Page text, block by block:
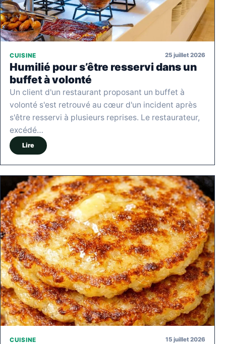
CUISINE 25 juillet 2026
Humilié pour s’être resservi dans un
buffet à volonté
Un client d'un restaurant proposant un buffet à
volonté s'est retrouvé au cœur d'un incident après
s'être resservi à plusieurs reprises. Le restaurateur,
excédé…
Lire
CUISINE 15 juillet 2026